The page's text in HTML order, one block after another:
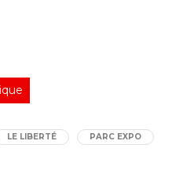
LE LIBERTÉ PARC EXPO